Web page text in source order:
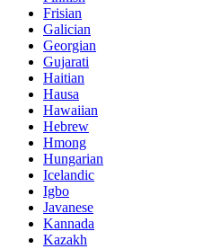
Frisian
Galician
Georgian
Gujarati
Haitian
Hausa
Hawaiian
Hebrew
Hmong
Hungarian
Icelandic
Igbo
Javanese
Kannada
Kazakh